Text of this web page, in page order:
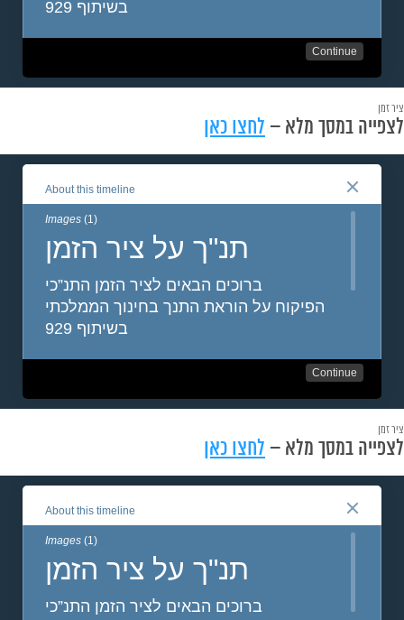
ציר זמן
לצפייה במסך מלא – לחצו כאן
ציר זמן
לצפייה במסך מלא – לחצו כאן